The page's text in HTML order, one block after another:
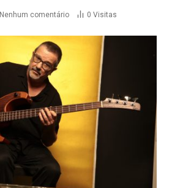
Nenhum comentário 0 Visitas